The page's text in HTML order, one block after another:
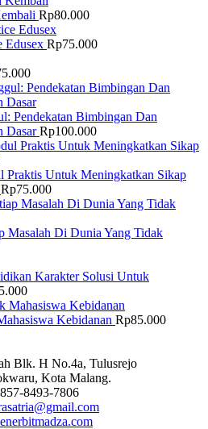
Rp80.000
Edusex Rp75.000
Pendekatan Bimbingan Dan
DasarRp100.000
Praktis Untuk Meningkatkan Sikap
Rp75.000
Masalah Di Dunia Yang Tidak
Karakter Solusi Untuk
Kebidanan Rp85.000
Blk. H No.4a, Tulusrejo
Kota Malang.
8493-7806